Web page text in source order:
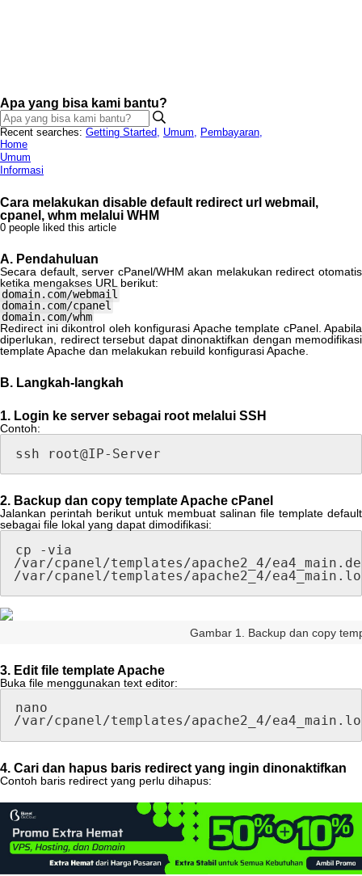
Apa yang bisa kami bantu?
Recent searches: Getting Started, Umum, Pembayaran,
Home
Umum
Informasi
Cara melakukan disable default redirect url webmail,
cpanel, whm melalui WHM
0 people liked this article
A. Pendahuluan
Secara default, server cPanel/WHM akan melakukan redirect otomatis
ketika mengakses URL berikut:
domain. com/webmail
domain. com/cpanel
domain. com/whm
Redirect ini dikontrol oleh konfigurasi Apache template cPanel. Apabila
diperlukan
redirect tersebut dapat dinonaktifkan dengan memodifikasi
templateApache dan melakukan rebuild konfigurasiApache
B. Langkah- langkah
1. Login ke server sebagai root melalui SSH
Contoh:
ssh root@IP- Server
2. Backup dan copy templateApache cPanel
Jalankan perintah berikut untuk membuat salinan file template default
sebagai file lokal yang dapat dimodifikasi:
cp - via
/var/cpanel/templates/apache2_4/ea4_main .
/var/cpanel/templates/apache2_4/ea4_main .
Gambar 1 Backup dan copy
3. Edit file templateApache
Buka file menggunakan text editor:
nano
/var/cpanel/templates/apache2_4/ea4_main .
4. Cari dan hapus baris redirect yang ingin dinonaktifkan
Contoh baris redirect yang perlu dihapus: